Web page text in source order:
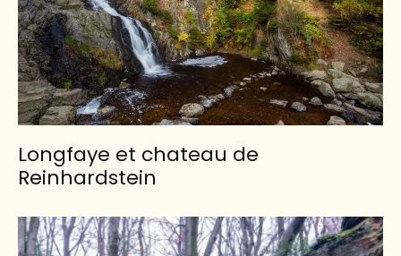
Longfaye et chateau de
Reinhardstein